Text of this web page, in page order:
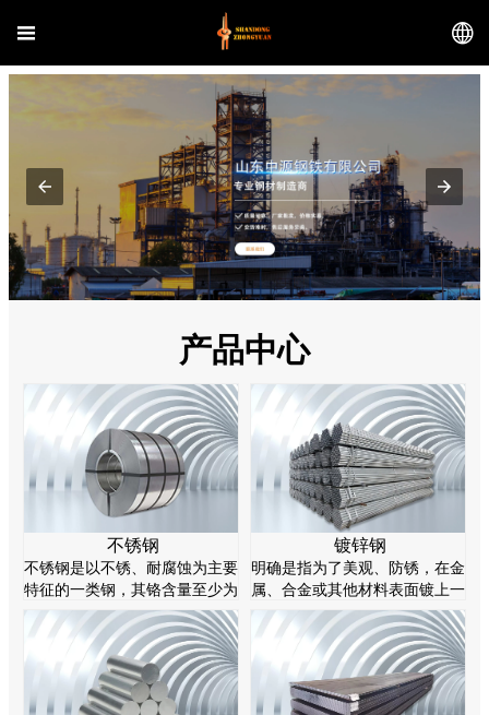
 
产品中心
不锈钢
不锈钢是以不锈、耐腐蚀为主要
特征的一类钢，其铬含量至少为
10.5%，碳含量不超过1.2%。不
锈钢的耐腐蚀性源于其化学成分
的特性，特别是铬元素能在钢表
面形成一层薄薄的氧化物，阻止
进一步腐蚀。
镀锌钢
明确是指为了美观、防锈，在金
属、合金或其他材料表面镀上一
层锌的表面处理技术，主要采用
热谈判方法。锌易溶解酸和碱，
所以被称为两性金属。